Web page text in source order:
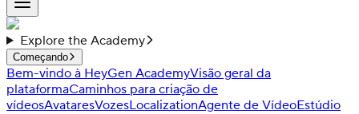
Explore the Academy
Começando
Bem-vindo à HeyGen AcademyVisão geral da
plataformaCaminhos para criação de
vídeosAvataresVozesLocalizationAgente de VídeoEstúdio